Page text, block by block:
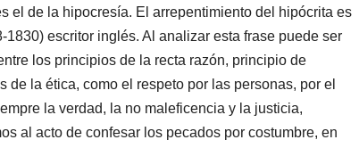
el de la hipocresía. El arrepentimiento del hipócrita es
escritor inglés. Al analizar esta frase puede ser
los principios de la recta razón, principio de
la ética, como el respeto por las personas, por el
la verdad, la no maleficencia y la justicia,
al acto de confesar los pecados por costumbre, en